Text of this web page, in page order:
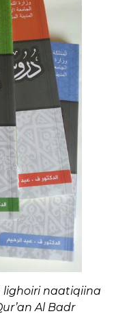
lighoiri naatiqiina
Al Badr